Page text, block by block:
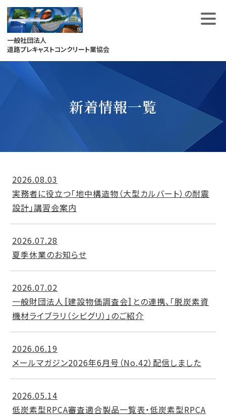
Skip
to
content
一般社団法人
道路プレキャストコンクリート業協会
新着情報一覧
実務者に役立つ「地中構造物（大型カルバート）の耐震
設計」講習会案内
2026.08.03
夏季休業のお知らせ
2026.07.28
一般財団法人〚建設物価調査会〛との連携、「脱炭素資
機材ライブラリ（シビグリ）」のご紹介
2026.07.02
メールマガジン2026年6月号（No.42）配信しました
2026.06.19
低炭素型RPCA審査適合製品一覧表・低炭素型RPCA
2026.05.14